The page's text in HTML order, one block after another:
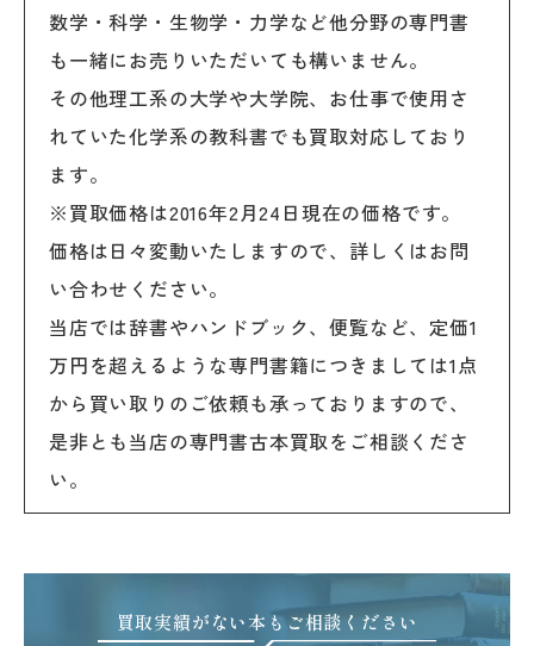
数学・科学・生物学・力学など他分野の専門書
も一緒にお売りいただいても構いません。
その他理工系の大学や大学院、お仕事で使用さ
れていた化学系の教科書でも買取対応しており
ます。
※買取価格は2016年2月24日現在の価格です。
価格は日々変動いたしますので、詳しくはお問
い合わせください。
当店では辞書やハンドブック、便覧など、定価1
万円を超えるような専門書籍につきましては1点
から買い取りのご依頼も承っておりますので、
是非とも当店の専門書古本買取をご相談くださ
い。
買取実績がない本もご相談ください